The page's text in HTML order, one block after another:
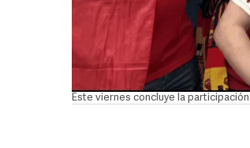
Este viernes concluye la participación